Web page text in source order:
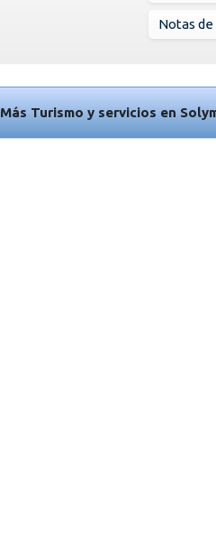
Notas
Más Turismo y servicios en